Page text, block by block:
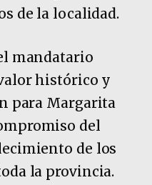
de la localidad.
mandatario
histórico y
para Margarita
del
de los
la provincia.